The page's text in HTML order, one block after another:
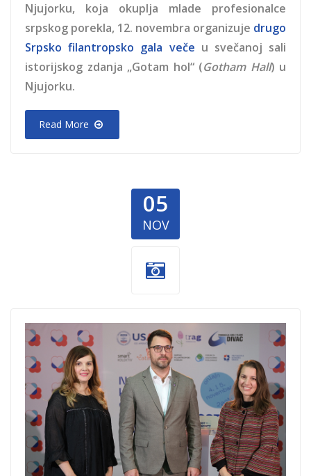
Njujorku, koja okuplja mlade profesionalce
srpskog porekla, 12. novembra organizuje drugo
Srpsko filantropsko gala veče u svečanoj sali
istorijskog zdanja „Gotam hol“ (Gotham Hall) u
Njujorku.
Read More
05
NOV
Konferencija-
2.jpg